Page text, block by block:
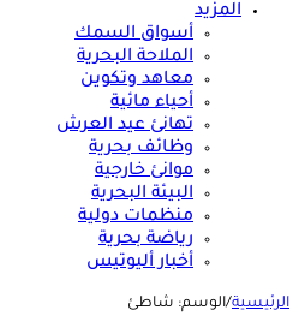
المزيد
أسواق السمك
الملاحة البحرية
معاهد وتكوين
أحياء مائية
تهانئ عيد العرش
وظائف بحرية
موانئ خارجية
البيئة البحرية
منظمات دولية
رياضة بحرية
أخبار أليوتيس
الرئيسية/الوسم: شاطئ